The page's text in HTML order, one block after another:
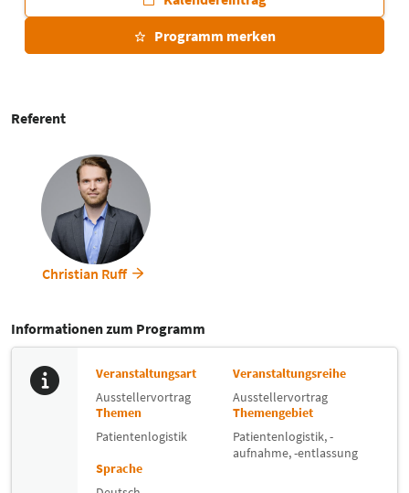
Programm merken
Referent
Christian Ruff
Informationen zum Programm
Veranstaltungsart
Ausstellervortrag
Veranstaltungsreihe
Ausstellervortrag
Themen
Patientenlogistik
Themengebiet
Patientenlogistik, -
aufnahme, -entlassung
Sprache